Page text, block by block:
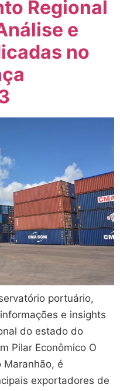
Regional
e
no
portuário,
e insights
do estado do
Pilar Econômico O
Maranhão, é
exportadores de